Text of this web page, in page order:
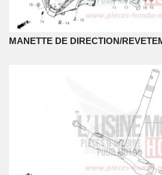
MANETTE DE DIRECTION/